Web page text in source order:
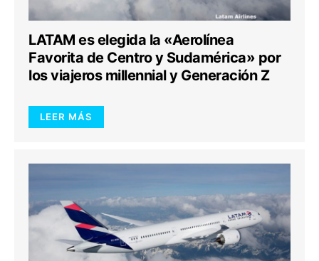
LATAM es elegida la «Aerolínea
Favorita de Centro y Sudamérica» por
los viajeros millennial y Generación Z
LEER MÁS